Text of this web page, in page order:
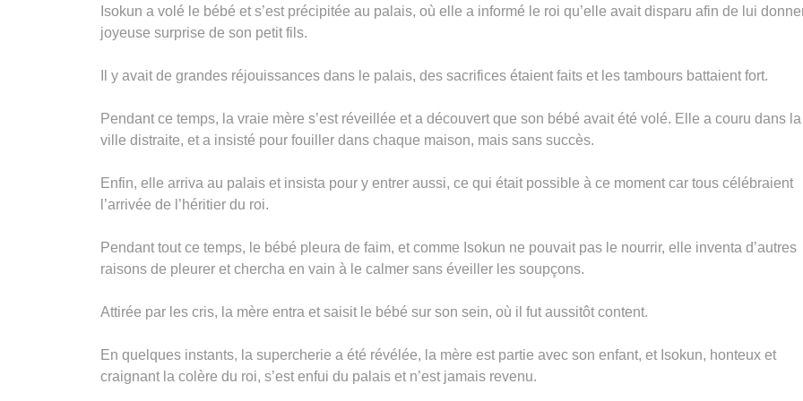
Isokun a volé le bébé et s’est précipitée au palais, où elle a informé le roi qu’elle avait disparu afin de lui
joyeuse surprise de son petit fils.
Il y avait de grandes réjouissances dans le palais, des sacrifices étaient faits et les tambours battaient fort.
Pendant ce temps, la vraie mère s’est réveillée et a découvert que son bébé avait été volé. Elle a couru dans la
ville distraite, et a insisté pour fouiller dans chaque maison, mais sans succès.
Enfin, elle arriva au palais et insista pour y entrer aussi, ce qui était possible à ce moment car tous célébraient
l’arrivée de l’héritier du roi.
Pendant tout ce temps, le bébé pleura de faim, et comme Isokun ne pouvait pas le nourrir, elle inventa d’autres
raisons de pleurer et chercha en vain à le calmer sans éveiller les soupçons.
Attirée par les cris, la mère entra et saisit le bébé sur son sein, où il fut aussitôt content.
En quelques instants, la supercherie a été révélée, la mère est partie avec son enfant, et Isokun, honteux et
craignant la colère du roi, s’est enfui du palais et n’est jamais revenu.